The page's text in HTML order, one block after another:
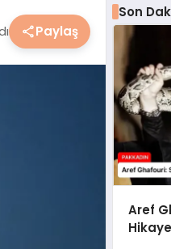
Paylaş
Son
Aref